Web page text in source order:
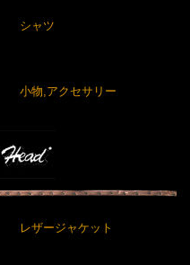
シャツ
小物,アクセサリー
レザージャケット